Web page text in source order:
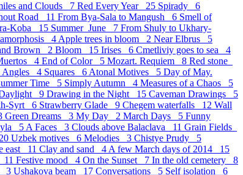
and Clouds 7 Red Every Year 25 Spirady 6
Road 11 From Bya-Sala to Mangush 6 Smell of
Koba 15 Summer_June 7 From Shuly to Ukhary-
4 Apple trees in bloom 2 Near Elbrus 5
Brown 2 Bloom 15 Irises 6 Cmetliviy goes to sea 4
4 End of Color 5 Mozart. Requiem 8 Red stone
Angles 4 Squares 6 Atonal Motives 5 Day of May.
Time 5 Simply Autumn 4 Measures of a Chaos 5
9 Drawing in the Night 15 Caveman Drawings 5
Syrt 6 Strawberry Glade 9 Chegem waterfalls 12 Wall
Green Dreams 3 My Day 2 March Days 5 Funny
5 A Faces 3 Clouds above Balaclava 11 Grain Fields
Uzbek motives 6 Melodies 3 Chistye Prudy 5
east 11 Clay and sand 4 A few March days of 2014 15
11 Festive mood 4 On the Sunset 7 In the old cemetery 8
3 Ushakova beam 17 Conversations 5 Self isolation 6